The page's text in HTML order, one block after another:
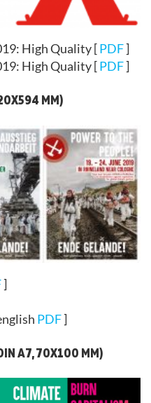
High Quality [PDF]
High Quality [PDF]
MM)
]
PDF]
A7, 70X100 MM)